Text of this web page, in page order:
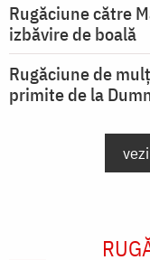
Rugăciune către
izbăvire de boală
Rugăciune de
primite de la